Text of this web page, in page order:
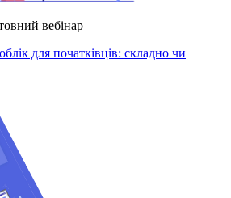
вебінар
для початківців: складно чи